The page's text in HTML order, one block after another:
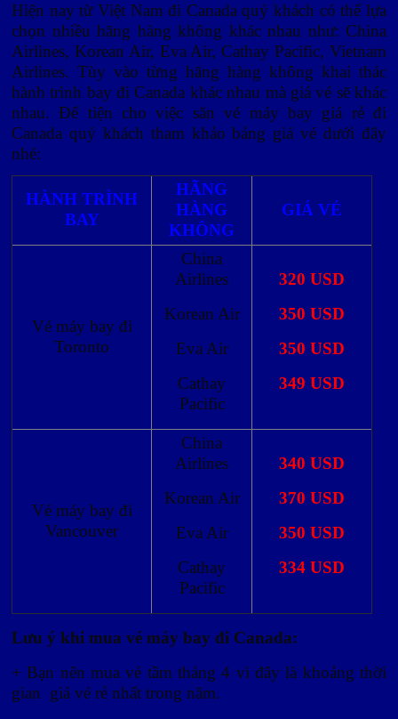
Hiện nay từ Việt Nam đi Canada quý khách có thể lựa
chọn nhiều hãng hàng không khác nhau như: China
Airlines, Korean Air, Eva Air, Cathay Pacific, Vietnam
Airlines. Tùy vào từng hãng hàng không khai thác
hành trình bay đi Canada khác nhau mà giá vé sẽ khác
nhau. Để tiện cho việc săn vé máy bay giá rẻ đi
Canada quý khách tham khảo bảng giá vé dưới đây
nhé:
HÀNH TRÌNH
BAY
HÃNG
HÀNG
KHÔNG
GIÁ VÉ
Vé máy bay đi
Toronto
China
Airlines
Korean Air
Eva Air
Cathay
Pacific
320 USD
350 USD
350 USD
349 USD
Vé máy bay đi
Vancouver
China
Airlines
Korean Air
Eva Air
Cathay
Pacific
340 USD
370 USD
350 USD
334 USD
Lưu ý khi mua vé máy bay đi Canada:
+ Bạn nên mua vé tầm tháng 4 vì đây là khoảng thời
gian giá vé rẻ nhất trong năm.